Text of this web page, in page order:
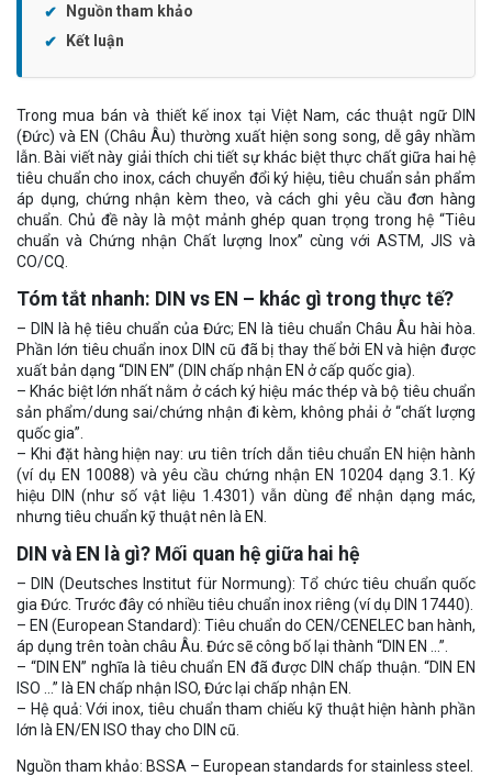
Nguồn tham khảo
Kết luận
Trong mua bán và thiết kế inox tại Việt Nam, các thuật ngữ DIN
(Đức) và EN (Châu Âu) thường xuất hiện song song, dễ gây nhầm
lẫn. Bài viết này giải thích chi tiết sự khác biệt thực chất giữa hai hệ
tiêu chuẩn cho inox, cách chuyển đổi ký hiệu, tiêu chuẩn sản phẩm
áp dụng, chứng nhận kèm theo, và cách ghi yêu cầu đơn hàng
chuẩn. Chủ đề này là một mảnh ghép quan trọng trong hệ “Tiêu
chuẩn và Chứng nhận Chất lượng Inox” cùng với ASTM, JIS và
CO/CQ.
Tóm tắt nhanh: DIN vs EN – khác gì trong thực tế?
– DIN là hệ tiêu chuẩn của Đức; EN là tiêu chuẩn Châu Âu hài hòa.
Phần lớn tiêu chuẩn inox DIN cũ đã bị thay thế bởi EN và hiện được
xuất bản dạng “DIN EN” (DIN chấp nhận EN ở cấp quốc gia).
– Khác biệt lớn nhất nằm ở cách ký hiệu mác thép và bộ tiêu chuẩn
sản phẩm/dung sai/chứng nhận đi kèm, không phải ở “chất lượng
quốc gia”.
– Khi đặt hàng hiện nay: ưu tiên trích dẫn tiêu chuẩn EN hiện hành
(ví dụ EN 10088) và yêu cầu chứng nhận EN 10204 dạng 3.1. Ký
hiệu DIN (như số vật liệu 1.4301) vẫn dùng để nhận dạng mác,
nhưng tiêu chuẩn kỹ thuật nên là EN.
DIN và EN là gì? Mối quan hệ giữa hai hệ
– DIN (Deutsches Institut für Normung): Tổ chức tiêu chuẩn quốc
gia Đức. Trước đây có nhiều tiêu chuẩn inox riêng (ví dụ DIN 17440).
– EN (European Standard): Tiêu chuẩn do CEN/CENELEC ban hành,
áp dụng trên toàn châu Âu. Đức sẽ công bố lại thành “DIN EN …”.
– “DIN EN” nghĩa là tiêu chuẩn EN đã được DIN chấp thuận. “DIN EN
ISO …” là EN chấp nhận ISO, Đức lại chấp nhận EN.
– Hệ quả: Với inox, tiêu chuẩn tham chiếu kỹ thuật hiện hành phần
lớn là EN/EN ISO thay cho DIN cũ.
Nguồn tham khảo: BSSA – European standards for stainless steel.